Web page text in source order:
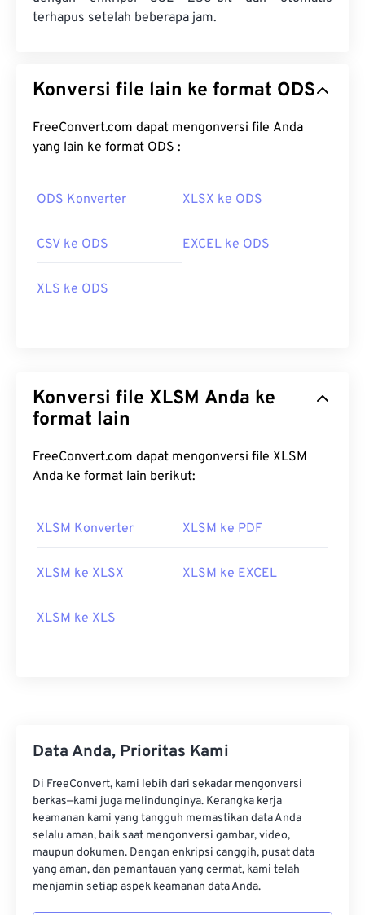
terhapus setelah beberapa jam.
Konversi file lain ke format ODS
FreeConvert.com dapat mengonversi file Anda
yang lain ke format ODS :
ODS Konverter XLSX ke ODS
CSV ke ODS EXCEL ke ODS
XLS ke ODS
Konversi file XLSM Anda ke
format lain
FreeConvert.com dapat mengonversi file XLSM
Anda ke format lain berikut:
XLSM Konverter XLSM ke PDF
XLSM ke XLSX XLSM ke EXCEL
XLSM ke XLS
Data Anda, Prioritas Kami
Di FreeConvert, kami lebih dari sekadar mengonversi
berkas—kami juga melindunginya. Kerangka kerja
keamanan kami yang tangguh memastikan data Anda
selalu aman, baik saat mengonversi gambar, video,
maupun dokumen. Dengan enkripsi canggih, pusat data
yang aman, dan pemantauan yang cermat, kami telah
menjamin setiap aspek keamanan data Anda.